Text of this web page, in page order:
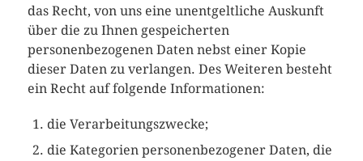
das Recht, von uns eine unentgeltliche Auskunft
über die zu Ihnen gespeicherten
personenbezogenen Daten nebst einer Kopie
dieser Daten zu verlangen. Des Weiteren besteht
ein Recht auf folgende Informationen:
die Verarbeitungszwecke;
die Kategorien personenbezogener Daten, die